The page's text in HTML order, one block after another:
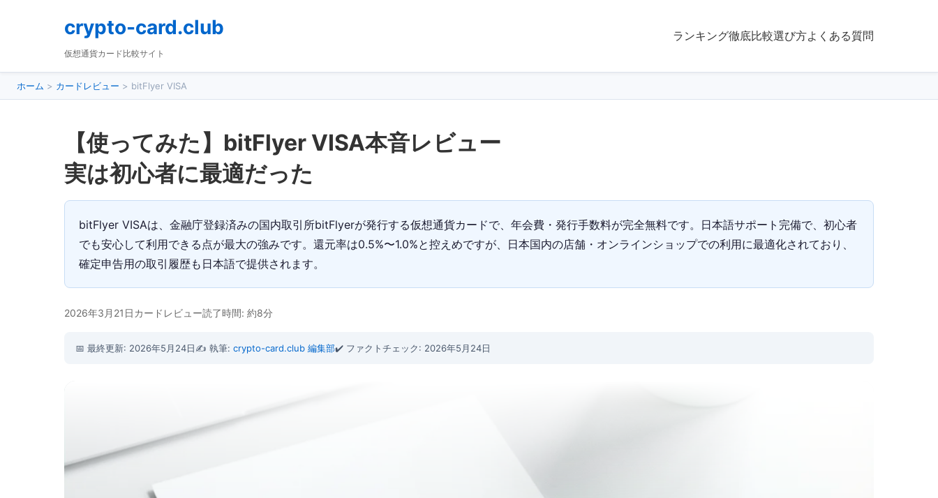
crypto-card.club
仮想通貨カード比較サイト
ランキング徹底比較選び方よくある質問
ホーム > カードレビュー > bitFlyer VISA
【使ってみた】bitFlyer VISA本音レビュー
実は初心者に最適だった
bitFlyer VISAは、金融庁登録済みの国内取引所bitFlyerが発行する仮想通貨カードで、年会費・発行手数料が完全無料です。日本語サポート完備で、初心者
でも安心して利用できる点が最大の強みです。還元率は0.5%〜1.0%と控えめですが、日本国内の店舗・オンラインショップでの利用に最適化されており、
確定申告用の取引履歴も日本語で提供されます。
2026年3月21日カードレビュー読了時間: 約8分
📅 最終更新: 2026年5月24日✍️ 執筆: crypto-card.club 編集部✔️ ファクトチェック: 2026年5月24日